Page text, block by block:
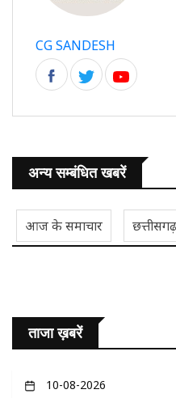
CG SANDESH
अन्य सम्बंधित खबरें
आज के समाचार छत्तीसगढ़
ताजा ख़बरें
10-08-2026